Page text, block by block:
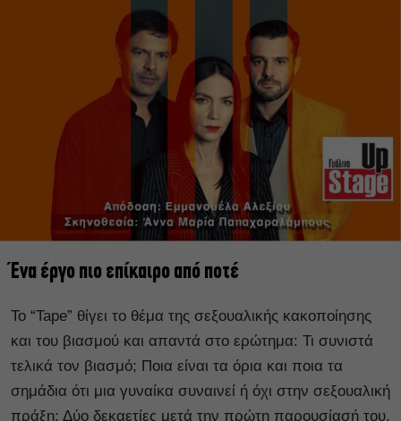
Ένα έργο πιο επίκαιρο από ποτέ
Το “Tape” θίγει το θέμα της σεξουαλικής κακοποίησης
και του βιασμού και απαντά στο ερώτημα: Τι συνιστά
τελικά τον βιασμό; Ποια είναι τα όρια και ποια τα
σημάδια ότι μια γυναίκα συναινεί ή όχι στην σεξουαλική
πράξη; Δύο δεκαετίες μετά την πρώτη παρουσίασή του,